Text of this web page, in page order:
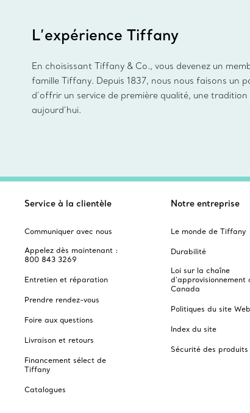
L’expérience Tiffany
En choisissant Tiffany & Co., vous devenez un
famille Tiffany. Depuis 1837, nous nous faisons un
d’offrir un service de première qualité, une tradition
aujourd’hui.
Service à la clientèle
Communiquer avec nous
Appelez dès maintenant :
800 843 3269
Entretien et réparation
Prendre rendez-vous
Foire aux questions
Livraison et retours
Financement sélect de
Tiffany
Catalogues
Notre entreprise
Le monde de Tiffany
Durabilité
Loi sur la chaîne
d'approvisionnement
Canada
Politiques du site Web
Index du site
Sécurité des produits